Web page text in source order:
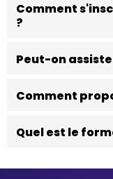
Comment
?
Peut-on
Comment
Quel est le